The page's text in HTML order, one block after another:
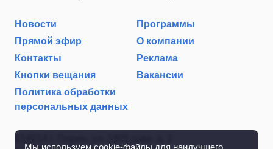
Мы используем cookie-файлы для наилучшего
Новости
Программы
Прямой эфир
О компании
Контакты
Реклама
Кнопки вещания
Вакансии
Политика обработки
персональных данных